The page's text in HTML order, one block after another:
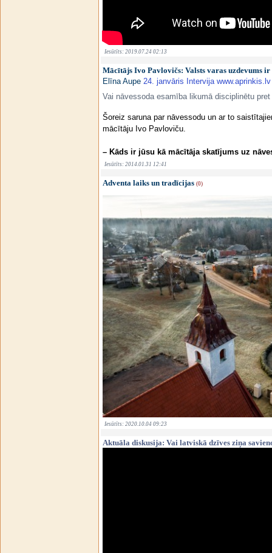
Iesūtīts: 2019.07.24 02:13
Mācītājs Ivo Pavlovičs: Valsts varas uzdevums
Elīna Aupe 24. janvāris Intervija www.aprinkis.lv
Vai nāvessoda esamība likumā disciplinētu
Šoreiz saruna par nāvessodu un ar to
mācītāju Ivo Pavloviču.
– Kāds ir jūsu kā mācītāja skatījums uz
Iesūtīts: 2014.01.31 12:41
Adventa laiks un tradīcijas (0)
Iesūtīts: 2020.10.04 09:23
Aktuāla diskusija: Vai latviskā dzīves ziņa